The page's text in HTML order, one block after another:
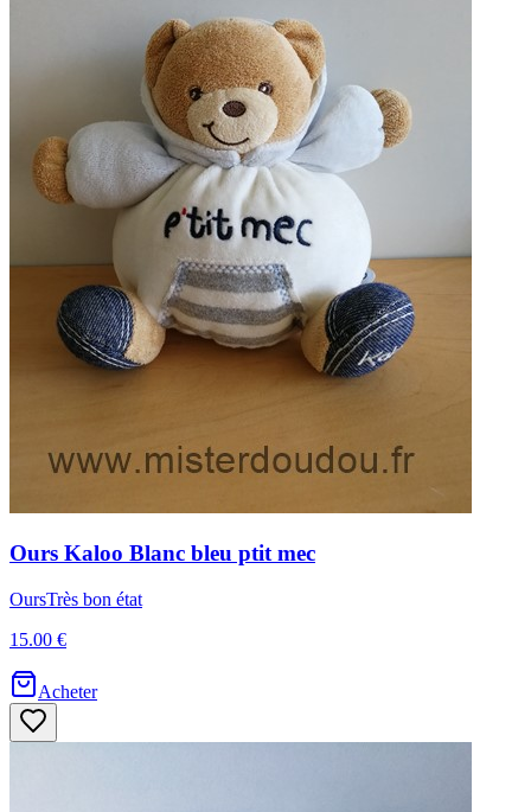
Ours Kaloo Blanc bleu ptit mec
OursTrès bon état
15.00 €
Acheter